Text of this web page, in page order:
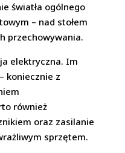
światła ogólnego
– nad stołem
przechowywania.
elektryczna. Im
koniecznie z
również
oraz zasilanie
sprzętem.